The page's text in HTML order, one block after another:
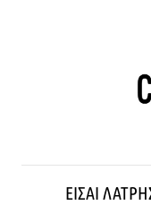
ΕΊΣΑΙ